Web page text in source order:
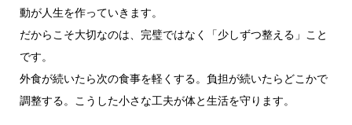
動が人生を作っていきます。
だからこそ大切なのは、完璧ではなく「少しずつ整える」こと
です。
外食が続いたら次の食事を軽くする。負担が続いたらどこかで
調整する。こうした小さな工夫が体と生活を守ります。